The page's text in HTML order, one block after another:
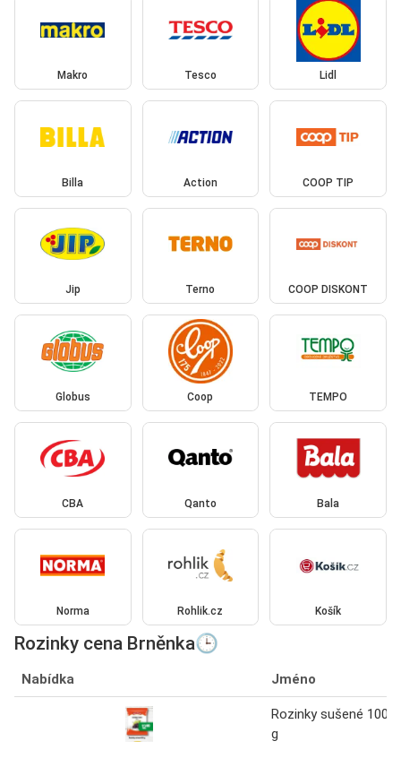
Makro Tesco Lidl
Billa Action COOP TIP
Jip Terno COOP DISKONT
Globus Coop TEMPO
CBA Qanto Bala
Norma Rohlik.cz Košík
Rozinky cena Brněnka🕒
Nabídka Jméno
Rozinky sušené 100
g